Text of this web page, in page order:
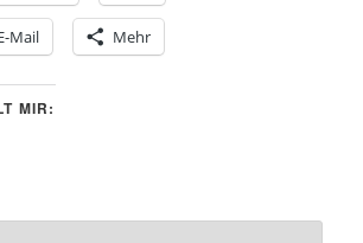
Mail Mehr
MIR: